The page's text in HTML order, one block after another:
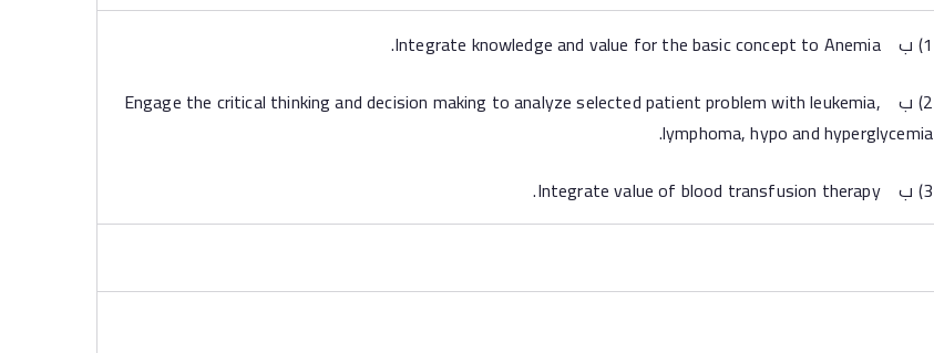
1) ب Integrate knowledge and value for the basic concept to Anemia.
2) ب Engage the critical thinking and decision making to analyze selected patient problem with leukemia,
lymphoma, hypo and hyperglycemia.
3) ب Integrate value of blood transfusion therapy.